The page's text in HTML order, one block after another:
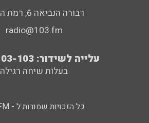
דבורה הנביאה 6, רמת השרון
radio@103.fm
עלייה לשידור: 0552-103-103
בעלות שיחה רגילה
כל הזכויות שמורות ל - 103FM